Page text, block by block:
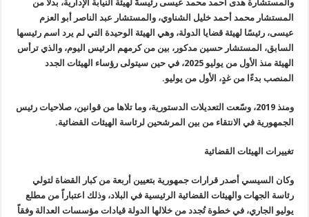
والمستشارة هدى أحمد محمد عيسى رئيسةً لهيئة النيابة الإدارية، بدلًا من
المستشار محمد أحمد خليل الشناوي، والمستشار عبد الناصر أبو العزم
عيسى، رئيسًا لهيئة قضايا الدولة، وهي الهيئة الوحيدة التي لم يرد اسم رئيسها
السابق، المستشار حسين مدكور، بين من كرمهم الرئيس اليوم، والذي ترأس
الهيئة منذ الأول من
يوليو 2025، في حين سيتولى رؤساء الهيئات الجدد
المنصب بدءًا من غدٍ، الأول من يوليو.
ومنذ 2019،
وسّعت التعديلات الدستورية، وما تلاها من قوانين، صلاحيات رئيس
الجمهورية في الانتقاء من بين المرشحين لرئاسة الهيئات القضائية.
تغييرات الهيئات القضائية
وكان السيسي أصدر قرارات جمهورية بتعيين أربعة من كبار القضاة لتولي
رئاسة الجهات والهيئات القضائية الرئيسية في البلاد، وذلك اعتباراً من مطلع
يوليو الجاري، في خطوة تُجدد من خلالها الدولة قيادات مؤسسات العدالة وفقاً